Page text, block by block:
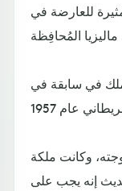
للعارضة في
في سابقة في
وكانت ملكة
إنه يجب على